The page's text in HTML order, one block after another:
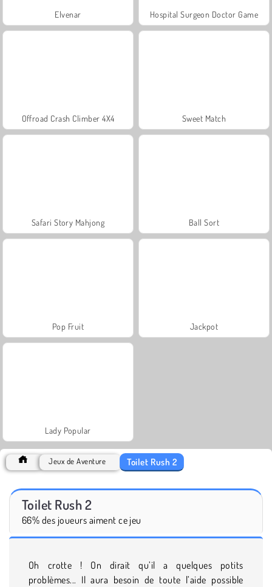
Elvenar Hospital Surgeon Doctor Game
Offroad Crash Climber 4X4 Sweet Match
Safari Story Mahjong Ball Sort
Pop Fruit Jackpot
Lady Popular
Jeux de Aventure Toilet Rush 2
Toilet Rush 2
66% des joueurs aiment ce jeu
Oh crotte ! On dirait qu’il a quelques potits
problèmes... Il aura besoin de toute l’aide possible